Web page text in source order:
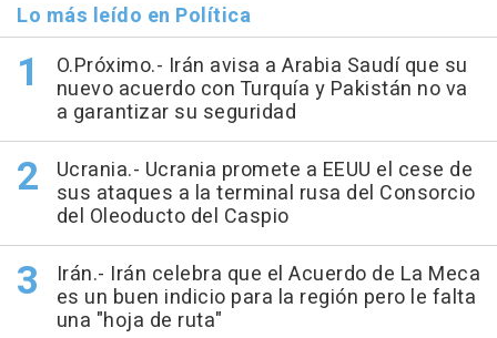
Lo más leído en Política
O.Próximo.- Irán avisa a Arabia Saudí que su
nuevo acuerdo con Turquía y Pakistán no va
a garantizar su seguridad
Ucrania.- Ucrania promete a EEUU el cese de
sus ataques a la terminal rusa del Consorcio
del Oleoducto del Caspio
Irán.- Irán celebra que el Acuerdo de La Meca
es un buen indicio para la región pero le falta
una "hoja de ruta"